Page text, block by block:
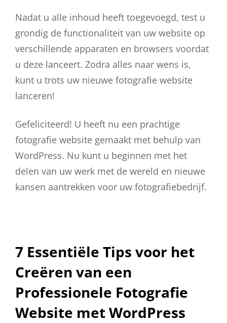
Nadat u alle inhoud heeft toegevoegd, test u
grondig de functionaliteit van uw website op
verschillende apparaten en browsers voordat
u deze lanceert. Zodra alles naar wens is,
kunt u trots uw nieuwe fotografie website
lanceren!
Gefeliciteerd! U heeft nu een prachtige
fotografie website gemaakt met behulp van
WordPress. Nu kunt u beginnen met het
delen van uw werk met de wereld en nieuwe
kansen aantrekken voor uw fotografiebedrijf.
7 Essentiële Tips voor het
Creëren van een
Professionele Fotografie
Website met WordPress